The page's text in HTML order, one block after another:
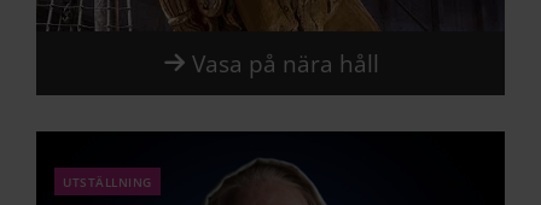
Vasa på nära håll
utställning